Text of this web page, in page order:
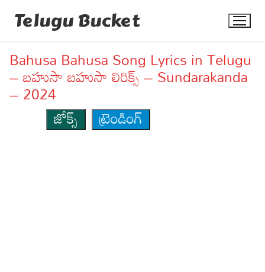
Telugu Bucket
Quotes
Bahusa Bahusa Song Lyrics in Telugu
– బహుసా బహుసా లిరిక్స్ – Sundarakanda
– 2024
జోక్స్
ట్రెండింగ్